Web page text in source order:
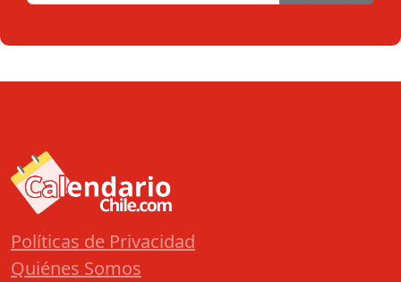
Políticas de Privacidad
Quiénes Somos